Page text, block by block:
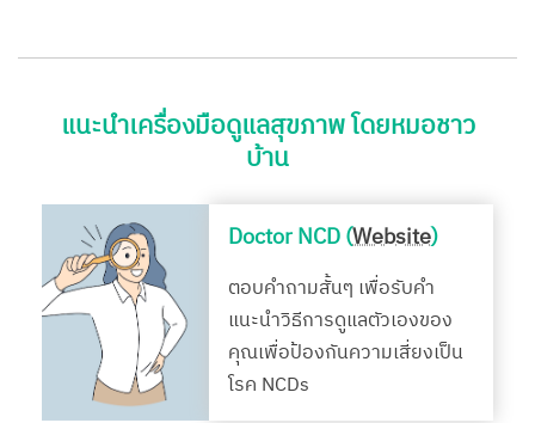
แนะนำเครื่องมือดูแลสุขภาพ โดยหมอชาว
บ้าน
Doctor NCD (Website)
ตอบคำถามสั้นๆ เพื่อรับคำ
แนะนำวิธีการดูแลตัวเองของ
คุณเพื่อป้องกันความเสี่ยงเป็น
โรค NCDs